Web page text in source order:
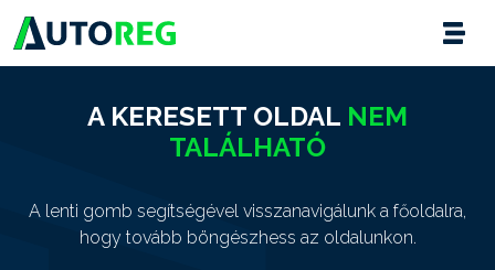
A KERESETT OLDAL NEM
TALÁLHATÓ
A lenti gomb segítségével visszanavigálunk a főoldalra,
hogy tovább böngészhess az oldalunkon.